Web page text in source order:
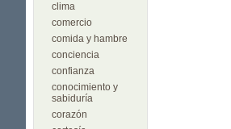
clima
comercio
comida y hambre
conciencia
confianza
conocimiento y
sabiduría
corazón